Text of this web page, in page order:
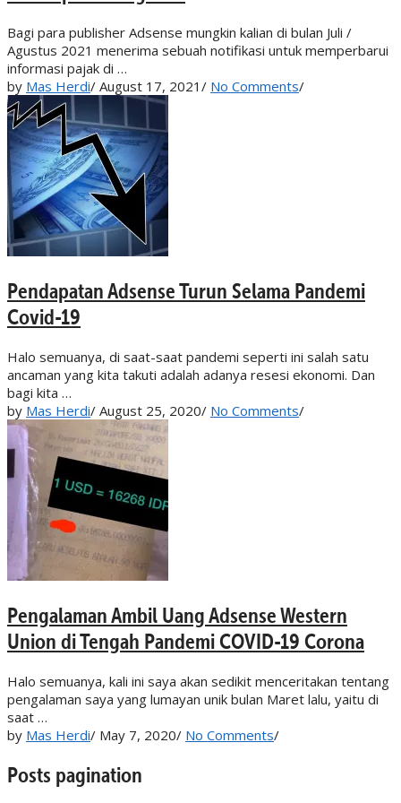
Bagi para publisher Adsense mungkin kalian di bulan Juli /
Agustus 2021 menerima sebuah notifikasi untuk memperbarui
informasi pajak di …
by Mas Herdi/ August 17, 2021 / No Comments/
Pendapatan Adsense Turun Selama Pandemi
Covid-19
Halo semuanya, di saat-saat pandemi seperti ini salah satu
ancaman yang kita takuti adalah adanya resesi ekonomi. Dan
bagi kita …
by Mas Herdi/ August 25, 2020/ No Comments/
Pengalaman Ambil Uang Adsense Western
Union di Tengah Pandemi COVID-19 Corona
Halo semuanya, kali ini saya akan sedikit menceritakan tentang
pengalaman saya yang lumayan unik bulan Maret lalu, yaitu di
saat …
by Mas Herdi/ May 7, 2020/ No Comments/
Posts pagination